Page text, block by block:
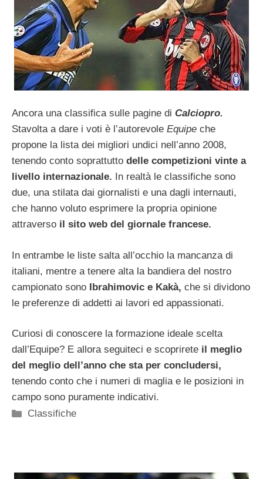
Ancora una classifica sulle pagine di Calciopro.
Stavolta a dare i voti è l’autorevole Equipe che
propone la lista dei migliori undici nell’anno 2008,
tenendo conto soprattutto delle competizioni vinte a
livello internazionale.
In realtà le classifiche sono
due, una stilata dai giornalisti e una dagli internauti,
che hanno voluto esprimere la propria opinione
attraverso il sito web del giornale francese.
In entrambe le liste salta all’occhio la mancanza di
italiani, mentre a tenere alta la bandiera del nostro
campionato sono Ibrahimovic e Kakà, che si dividono
le preferenze di addetti ai lavori ed appassionati.
Curiosi di conoscere la formazione ideale scelta
dall’Equipe? E allora seguiteci e scoprirete il meglio
del meglio dell’anno che sta per concludersi,
tenendo conto che i numeri di maglia e le posizioni in
campo sono puramente indicativi.
Categorie
Classifiche